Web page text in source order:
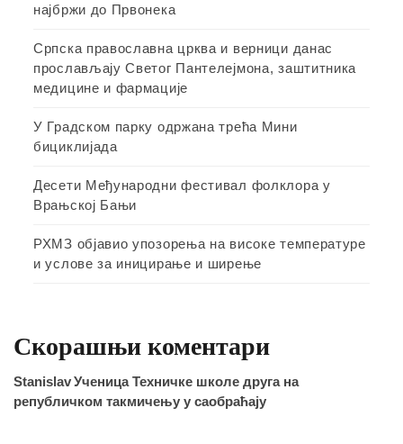
најбржи до Првонека
Српска православна црква и верници данас
прослављају Светог Пантелејмона, заштитника
медицине и фармације
У Градском парку одржана трећа Мини
бициклијада
Десети Међународни фестивал фолклора у
Врањској Бањи
РХМЗ објавио упозорења на високе температуре
и услове за иницирање и ширење
Скорашњи коментари
StanislavУченица Техничке школе друга на
републичком такмичењу у саобраћају